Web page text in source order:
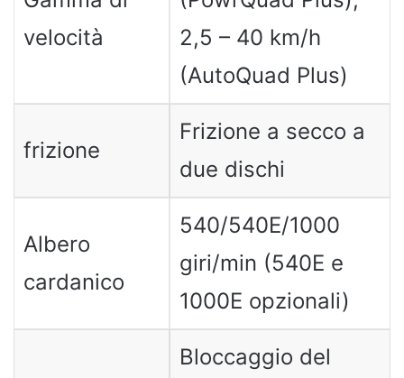
velocità
2,5 – 40 km/h
(AutoQuad Plus)
frizione
Frizione a secco a
due dischi
Albero
cardanico
540/540E/1000
giri/min (540E e
1000E opzionali)
Bloccaggio del